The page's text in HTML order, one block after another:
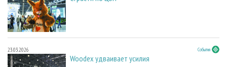
23.03.2026 События
Woodex удваивает усилия